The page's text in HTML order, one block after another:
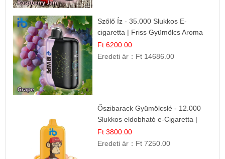
Szőlő Íz - 35.000 Slukkos E-
cigaretta | Friss Gyümölcs Aroma
Ft 6200.00
Eredeti ár： Ft 14686.00
Őszibarack Gyümölcslé - 12.000
Slukkos eldobható e-Cigaretta |
Friss Gyümölcs Íz
Ft 3800.00
Eredeti ár： Ft 7250.00